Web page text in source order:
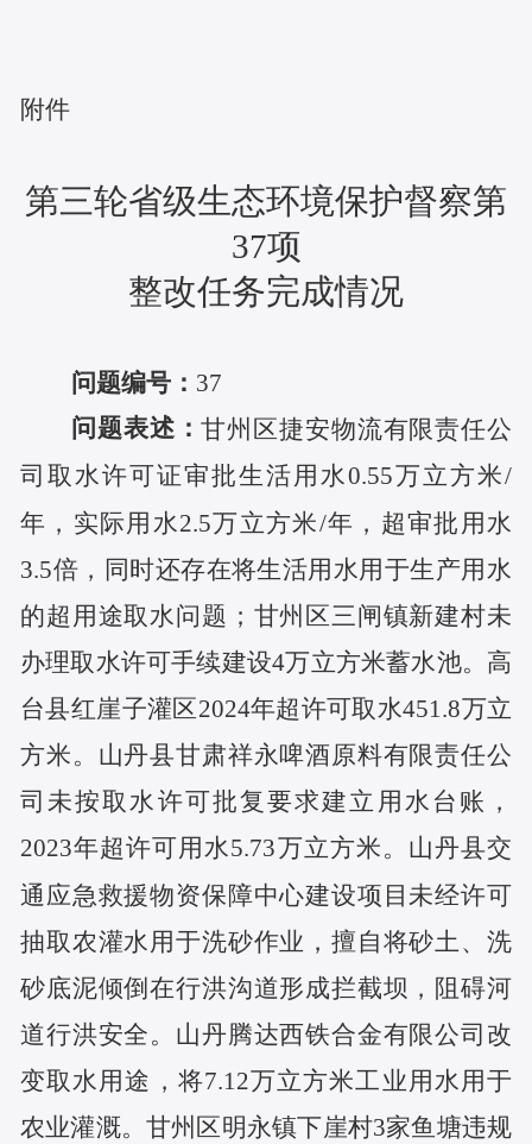
附件
第三轮省级生态环境保护督察第
37项
整改任务完成情况
问题编号： 37
问题表述：甘州区捷安物流有限责任公
司取水许可证审批生活用水0.55万立方米/
年，实际用水2.5万立方米/年，超审批用水
3.5倍，同时还存在将生活用水用于生产用水
的超用途取水问题；甘州区三闸镇新建村未
办理取水许可手续建设4万立方米蓄水池。高
台县红崖子灌区2024年超许可取水451.8万立
方米。山丹县甘肃祥永啤酒原料有限责任公
司未按取水许可批复要求建立用水台账，
2023年超许可用水5.73万立方米。山丹县交
通应急救援物资保障中心建设项目未经许可
抽取农灌水用于洗砂作业，擅自将砂土、洗
砂底泥倾倒在行洪沟道形成拦截坝，阻碍河
道行洪安全。山丹腾达西铁合金有限公司改
变取水用途，将7.12万立方米工业用水用于
农业灌溉。甘州区明永镇下崖村3家鱼塘违规